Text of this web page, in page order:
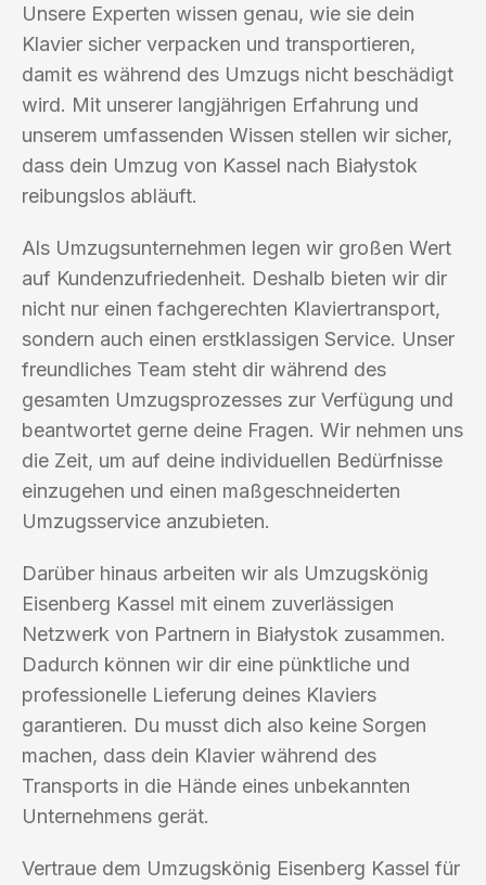
Unsere Experten wissen genau, wie sie dein
Klavier sicher verpacken und transportieren,
damit es während des Umzugs nicht beschädigt
wird. Mit unserer langjährigen Erfahrung und
unserem umfassenden Wissen stellen wir sicher,
dass dein Umzug von Kassel nach Białystok
reibungslos abläuft.
Als Umzugsunternehmen legen wir großen Wert
auf Kundenzufriedenheit. Deshalb bieten wir dir
nicht nur einen fachgerechten Klaviertransport,
sondern auch einen erstklassigen Service. Unser
freundliches Team steht dir während des
gesamten Umzugsprozesses zur Verfügung und
beantwortet gerne deine Fragen. Wir nehmen uns
die Zeit, um auf deine individuellen Bedürfnisse
einzugehen und einen maßgeschneiderten
Umzugsservice anzubieten.
Darüber hinaus arbeiten wir als Umzugskönig
Eisenberg Kassel mit einem zuverlässigen
Netzwerk von Partnern in Białystok zusammen.
Dadurch können wir dir eine pünktliche und
professionelle Lieferung deines Klaviers
garantieren. Du musst dich also keine Sorgen
machen, dass dein Klavier während des
Transports in die Hände eines unbekannten
Unternehmens gerät.
Vertraue dem Umzugskönig Eisenberg Kassel für